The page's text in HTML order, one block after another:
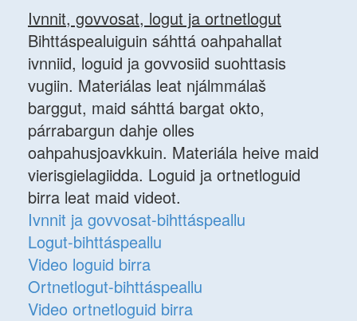
Ivnnit, govvosat, logut ja ortnetlogut
Bihttáspealuiguin sáhttá oahpahallat
ivnniid, loguid ja govvosiid suohttasis
vugiin. Materiálas leat njálmmálaš
barggut, maid sáhttá bargat okto,
párrabargun dahje olles
oahpahusjoavkkuin. Materiála heive maid
vierisgielagiidda. Loguid ja ortnetloguid
birra leat maid videot.
Ivnnit ja govvosat-bihttáspeallu
Logut-bihttáspeallu
Video loguid birra
Ortnetlogut-bihttáspeallu
Video ortnetloguid birra